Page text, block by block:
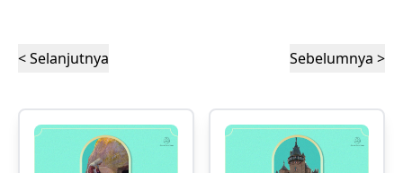
< Selanjutnya Sebelumnya >